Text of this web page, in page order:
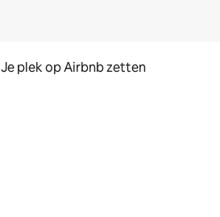
Je plek op Airbnb zetten